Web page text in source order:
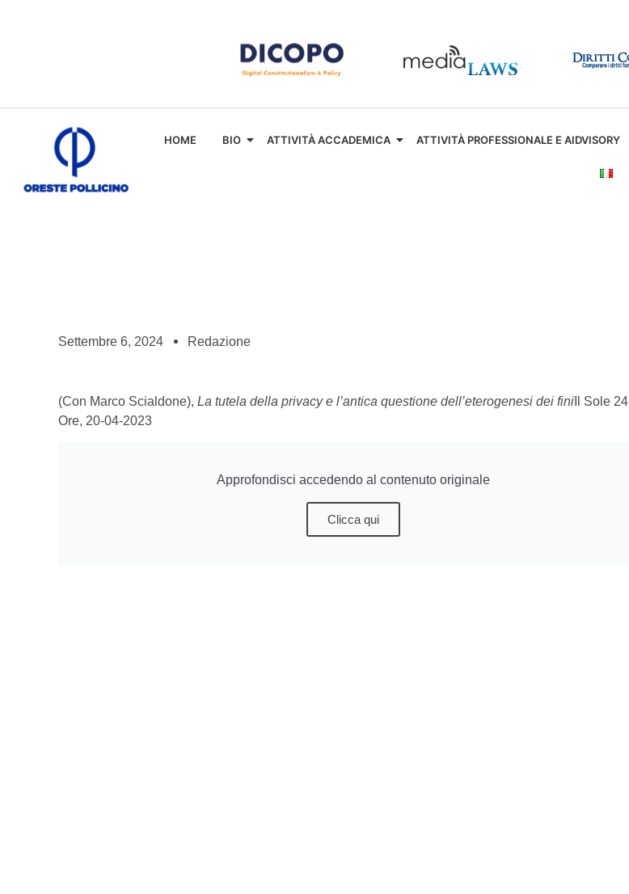
HOME BIO ATTIVITÀ ACCADEMICA ATTIVITÀ PROFESSIONALE E AIDVISORY
Settembre 6, 2024 Redazione
(Con Marco Scialdone), La tutela della privacy e l’antica questione dell’eterogenesi dei fini Il Sole 24
Ore, 20-04-2023
Approfondisci accedendo al contenuto originale
Clicca qui